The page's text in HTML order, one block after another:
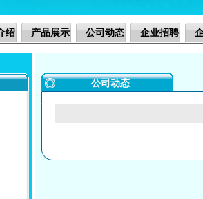
绍 产品展示 公司动态 企业招聘
公司动态